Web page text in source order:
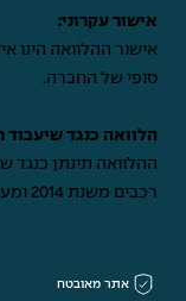
אישור עקרוני:
אישור ההלוואה הינו
סופי של החברה.
הלוואה כנגד שיעבוד
ההלוואה תינתן כנגד
רכבים משנת 2014 ומעלה.
אתר מאובטח